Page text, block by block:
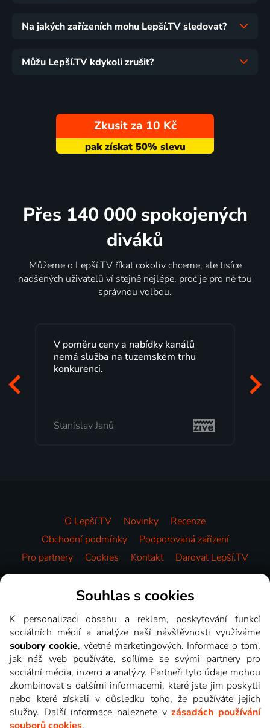
Na jakých zařízeních mohu Lepší.TV sledovat?
Můžu Lepší.TV kdykoli zrušit?
Zkusit za 10 Kč
Přes 140 000 spokojených
diváků
Můžeme o Lepší.TV říkat cokoliv chceme, ale tisíce
nadšených uživatelů ví stejně nejlépe, proč je pro ně tou
správnou volbou.
V poměru ceny a nabídky kanálů
nemá služba na tuzemském trhu
konkurenci.
Stanislav Janů
O Lepší.TV Novinky
Recenze
Obchodní podmínky
Podporovaná zařízení
Pro partnery
Cookies Kontakt Darovat Lepší.TV
Videotéka
Souhlas s cookies
K personalizaci obsahu a reklam, poskytování funkcí
sociálních médií a analýze naší návštěvnosti využíváme
soubory cookie, včetně marketingových. Informace o tom,
jak náš web používáte, sdílíme se svými partnery pro
sociální média, inzerci a analýzy. Partneři tyto údaje mohou
zkombinovat s dalšími informacemi, které jste jim poskytli
nebo které získali v důsledku toho, že používáte jejich
služby. Další informace naleznete vzásadách používání